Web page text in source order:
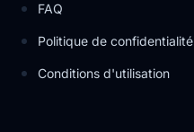
FAQ
Politique de confidentialité
Conditions d'utilisation